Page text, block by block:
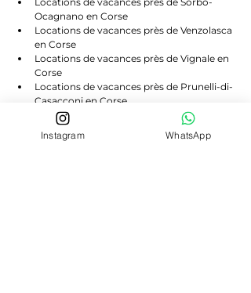
Ocagnano en Corse
Locations de vacances près de Venzolasca
en Corse
Locations de vacances près de Vignale en
Corse
Locations de vacances près de Prunelli-di-
Casacconi en Corse
Locations de vacances près de Campitello
en Corse
Locations de vacances près de Scolca en
Instagram WhatsApp